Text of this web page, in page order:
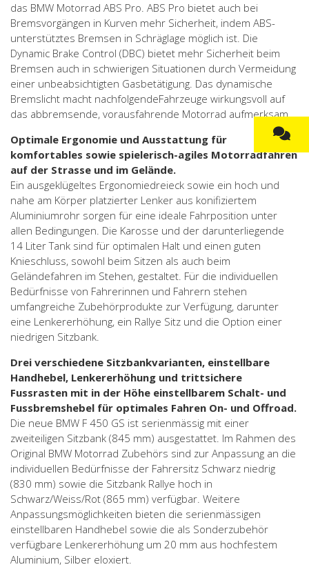
das BMW Motorrad ABS Pro. ABS Pro bietet auch bei
Bremsvorgängen in Kurven mehr Sicherheit, indem ABS-
unterstütztes Bremsen in Schräglage möglich ist. Die
Dynamic Brake Control (DBC) bietet mehr Sicherheit beim
Bremsen auch in schwierigen Situationen durch Vermeidung
einer unbeabsichtigten Gasbetätigung. Das dynamische
Bremslicht macht nachfolgendeFahrzeuge wirkungsvoll auf
das abbremsende, vorausfahrende Motorrad aufmerksam.
Optimale Ergonomie und Ausstattung für
komfortables sowie spielerisch-agiles Motorradfahren
auf der Strasse und im Gelände.
Ein ausgeklügeltes Ergonomiedreieck sowie ein hoch und
nahe am Körper platzierter Lenker aus konifiziertem
Aluminiumrohr sorgen für eine ideale Fahrposition unter
allen Bedingungen. Die Karosse und der darunterliegende
14 Liter Tank sind für optimalen Halt und einen guten
Knieschluss, sowohl beim Sitzen als auch beim
Geländefahren im Stehen, gestaltet. Für die individuellen
Bedürfnisse von Fahrerinnen und Fahrern stehen
umfangreiche Zubehörprodukte zur Verfügung, darunter
eine Lenkererhöhung, ein Rallye Sitz und die Option einer
niedrigen Sitzbank.
Drei verschiedene Sitzbankvarianten, einstellbare
Handhebel, Lenkererhöhung und trittsichere
Fussrasten mit in der Höhe einstellbarem Schalt- und
Fussbremshebel für optimales Fahren On- und Offroad.
Die neue BMW F 450 GS ist serienmässig mit einer
zweiteiligen Sitzbank (845 mm) ausgestattet. Im Rahmen des
Original BMW Motorrad Zubehörs sind zur Anpassung an die
individuellen Bedürfnisse der Fahrersitz Schwarz niedrig
(830 mm) sowie die Sitzbank Rallye hoch in
Schwarz/Weiss/Rot (865 mm) verfügbar. Weitere
Anpassungsmöglichkeiten bieten die serienmässigen
einstellbaren Handhebel sowie die als Sonderzubehör
verfügbare Lenkererhöhung um 20 mm aus hochfestem
Aluminium, Silber eloxiert.